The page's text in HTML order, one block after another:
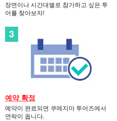
장면이나 시간대별로 참가하고 싶은 투
어를 찾아보자!
예약 확정
예약이 완료되면 쿠메지마 투어즈에서
연락이 옵니다.